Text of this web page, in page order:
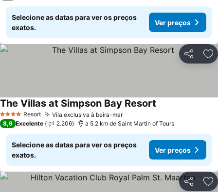
Selecione as datas para ver os preços
exatos.
Ver preços
Partilhar
4 EstrelasResort Vila exclusiva à beira-mar
The Villas at Simpson Bay Resort
8,9 Excelente 2.206 a 5.2 km de Saint Martin of Tours
Selecione as datas para ver os preços
exatos.
Ver preços
Partilhar